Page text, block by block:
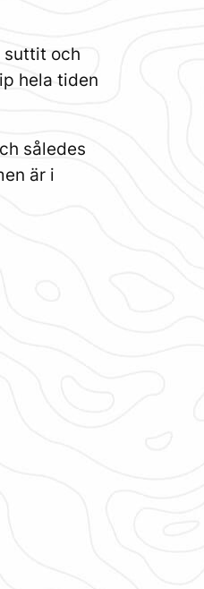
suttit och
hela tiden
således
är i